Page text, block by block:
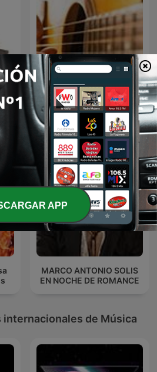
BOLEROS Y TRIOS
ROMANTICOS
MARCO ANTONIO SOLIS
EN NOCHE DE ROMANCE
internacionales de Música
APP